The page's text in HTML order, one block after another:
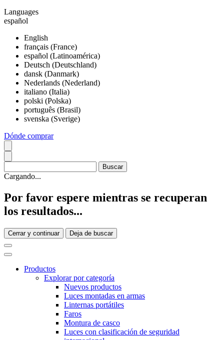
Languages
español
English
français (France)
español (Latinoamérica)
Deutsch (Deutschland)
dansk (Danmark)
Nederlands (Nederland)
italiano (Italia)
polski (Polska)
português (Brasil)
svenska (Sverige)
Dónde comprar
Cargando...
Por favor espere mientras se recuperan
los resultados...
Cerrar y continuar Deja de buscar
Productos
Explorar por categoría
Nuevos productos
Luces montadas en armas
Linternas portátiles
Faros
Montura de casco
Luces con clasificación de seguridad